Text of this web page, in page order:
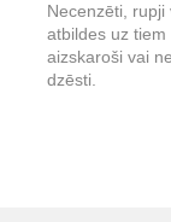
Necenzēti,
atbildes uz tiem
aizskaroši vai
dzēsti.